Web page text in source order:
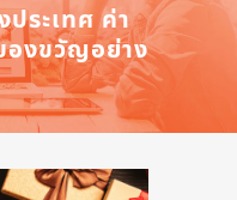
ระเทศ ค่า
องขวัญอย่าง